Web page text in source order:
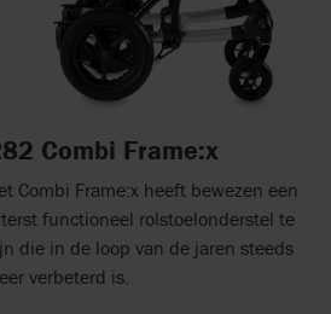
Combi Frame:x
Combi Frame:x heeft bewezen een
functioneel rolstoelonderstel te
die in de loop van de jaren steeds
verbeterd is.